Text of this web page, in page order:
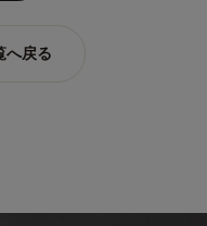
へ戻る